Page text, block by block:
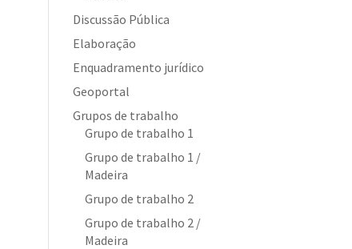
Discussão Pública
Elaboração
Enquadramento jurídico
Geoportal
Grupos de trabalho
Grupo de trabalho 1
Grupo de trabalho 1 /
Madeira
Grupo de trabalho 2
Grupo de trabalho 2 /
Madeira